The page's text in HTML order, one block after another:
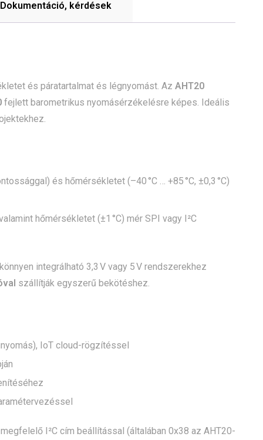
Dokumentáció, kérdések
és páratartalmat és légnyomást. Az AHT20
fejlett barometrikus nyomásérzékelésre képes. Ideális
és hőmérsékletet (–40 °C … +85 °C, ±0,3 °C)
hőmérsékletet (±1 °C) mér SPI vagy I²C
integrálható 3,3 V vagy 5 V rendszerekhez
szállítják egyszerű bekötéshez.
IoT cloud-rögzítéssel
I²C cím beállítással (általában 0x38 az AHT20-